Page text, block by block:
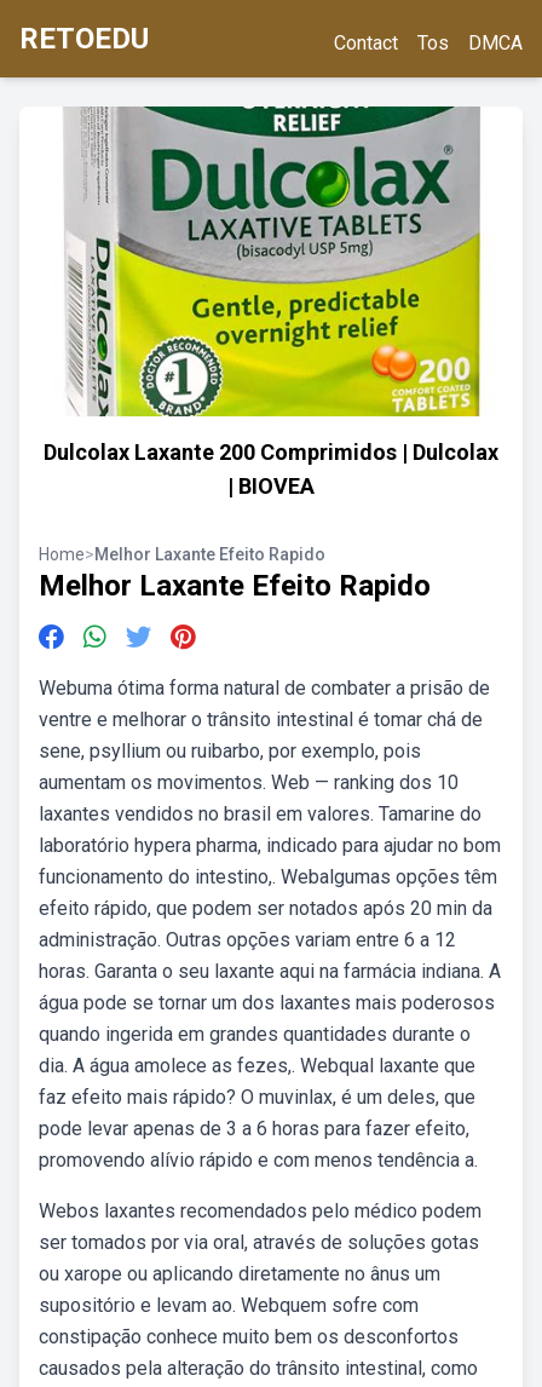
RETOEDU Contact Tos DMCA
Dulcolax Laxante 200 Comprimidos | Dulcolax
| BIOVEA
Home>Melhor Laxante Efeito Rapido
Melhor Laxante Efeito Rapido
Webuma ótima forma natural de combater a prisão de
ventre e melhorar o trânsito intestinal é tomar chá de
sene, psyllium ou ruibarbo, por exemplo, pois
aumentam os movimentos. Web — ranking dos 10
laxantes vendidos no brasil em valores. Tamarine do
laboratório hypera pharma, indicado para ajudar no bom
funcionamento do intestino,. Webalgumas opções têm
efeito rápido, que podem ser notados após 20 min da
administração. Outras opções variam entre 6 a 12
horas. Garanta o seu laxante aqui na farmácia indiana. A
água pode se tornar um dos laxantes mais poderosos
quando ingerida em grandes quantidades durante o
dia. A água amolece as fezes,. Webqual laxante que
faz efeito mais rápido? O muvinlax, é um deles, que
pode levar apenas de 3 a 6 horas para fazer efeito,
promovendo alívio rápido e com menos tendência a.
Webos laxantes recomendados pelo médico podem
ser tomados por via oral, através de soluções gotas
ou xarope ou aplicando diretamente no ânus um
supositório e levam ao. Webquem sofre com
constipação conhece muito bem os desconfortos
causados pela alteração do trânsito intestinal, como